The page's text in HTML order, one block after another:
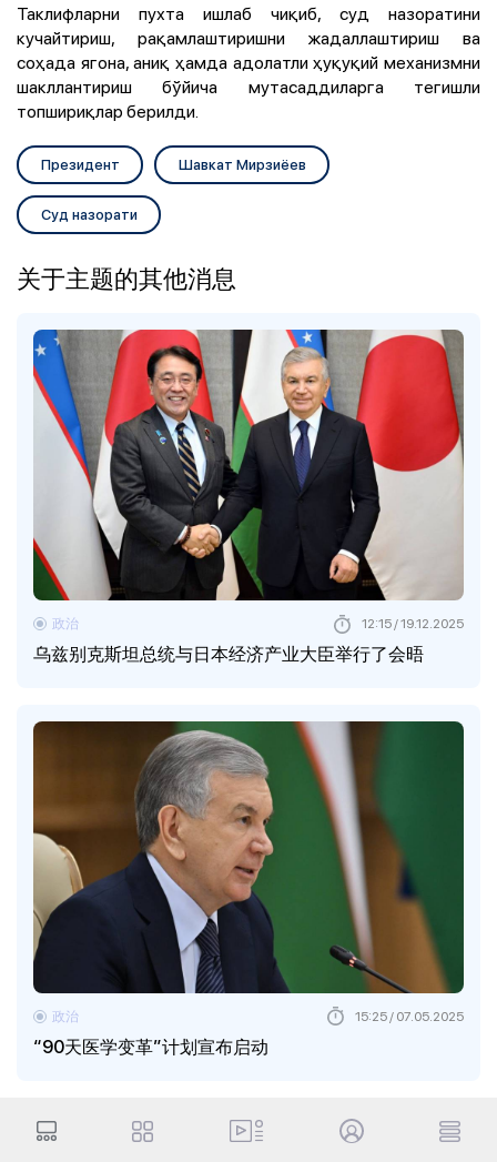
Таклифларни пухта ишлаб чиқиб, суд назоратини
кучайтириш, рақамлаштиришни жадаллаштириш ва
соҳада ягона, аниқ ҳамда адолатли ҳуқуқий механизмни
шакллантириш бўйича мутасаддиларга тегишли
топшириқлар берилди.
Президент Шавкат Мирзиёев
Суд назорати
关于主题的其他消息
乌兹别克斯坦总统与日本经济产业大臣举行了会晤
政治 12:15 / 19.12.2025
“90天医学变革”计划宣布启动
政治 15:25 / 07.05.2025